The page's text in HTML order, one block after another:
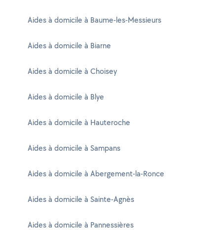
Aides à domicile à Baume-les-Messieurs
Aides à domicile à Biarne
Aides à domicile à Choisey
Aides à domicile à Blye
Aides à domicile à Hauteroche
Aides à domicile à Sampans
Aides à domicile à Abergement-la-Ronce
Aides à domicile à Sainte-Agnès
Aides à domicile à Pannessières